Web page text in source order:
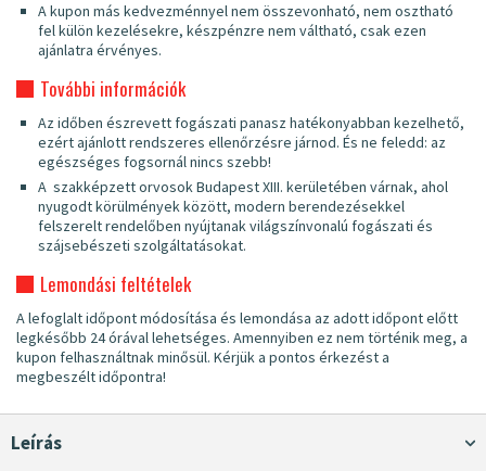
A kupon más kedvezménnyel nem összevonható, nem osztható
fel külön kezelésekre, készpénzre nem váltható, csak ezen
ajánlatra érvényes.
További információk
Az időben észrevett fogászati panasz hatékonyabban kezelhető,
ezért ajánlott rendszeres ellenőrzésre járnod. És ne feledd: az
egészséges fogsornál nincs szebb!
A szakképzett orvosok Budapest XIII. kerületében várnak, ahol
nyugodt körülmények között, modern berendezésekkel
felszerelt rendelőben nyújtanak világszínvonalú fogászati és
szájsebészeti szolgáltatásokat.
Lemondási feltételek
A lefoglalt időpont módosítása és lemondása az adott időpont előtt
legkésőbb 24 órával lehetséges. Amennyiben ez nem történik meg, a
kupon felhasználtnak minősül. Kérjük a pontos érkezést a
megbeszélt időpontra!
Leírás